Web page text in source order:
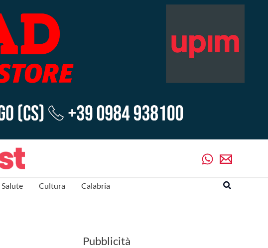
Salute Cultura Calabria Cerca
Pubblicità